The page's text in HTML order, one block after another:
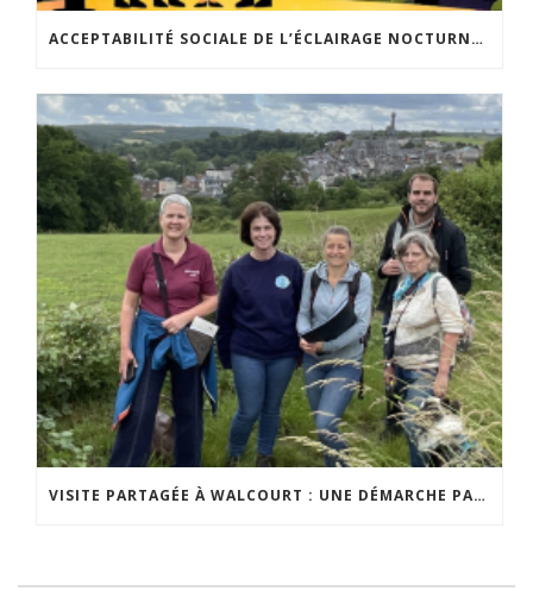
ACCEPTABILITÉ SOCIALE DE L’ÉCLAIRAGE NOCTURNE : LE REPLAY EST DISPONIBLE
VISITE PARTAGÉE À WALCOURT : UNE DÉMARCHE PARTICIPATIVE ANIMÉE PAR ESPACE ENVIRONNEMENT